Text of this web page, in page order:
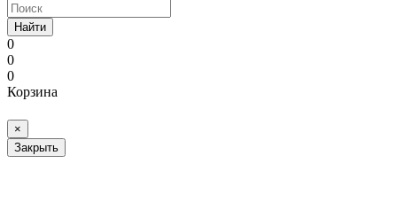
Найти
0
0
0
Корзина
×
Закрыть